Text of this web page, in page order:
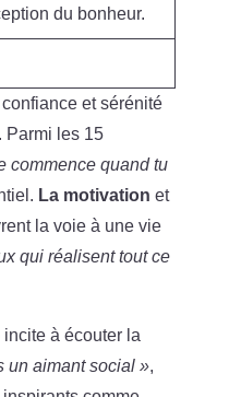
du bonheur.
confiance et sérénité
Parmi les 15
commence quand tu
La motivation et
la voie à une vie
qui réalisent tout ce
à écouter la
un aimant social »,